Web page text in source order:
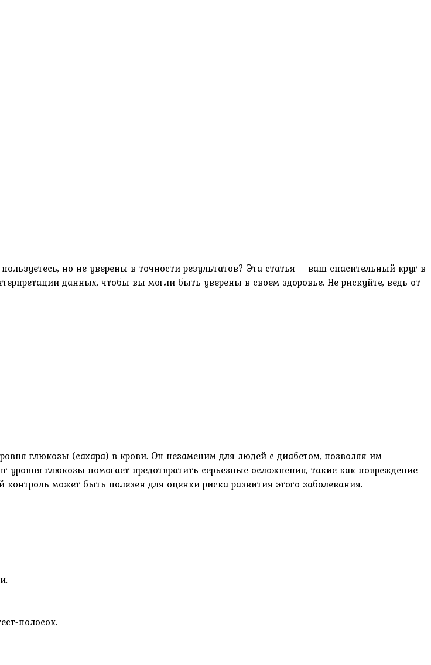
но не уверены в точности результатов? Эта статья – ваш спасительный круг в
данных, чтобы вы могли быть уверены в своем здоровье. Не рискуйте, ведь от
глюкозы (сахара) в крови. Он незаменим для людей с диабетом, позволяя им
уровня глюкозы помогает предотвратить серьезные осложнения, такие как повреждение
может быть полезен для оценки риска развития этого заболевания.
полосок.